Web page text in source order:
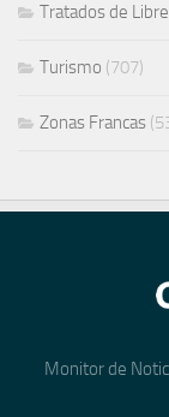
Tratados de
Turismo (707)
Zonas Francas
Monitor de